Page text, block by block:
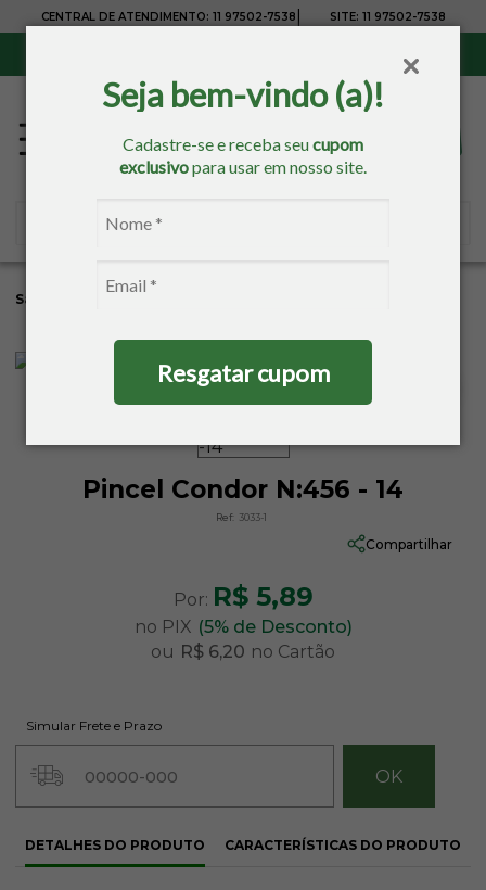
Seja bem-vindo (a)!
Cadastre-se e receba seucupom
exclusivopara usar em nosso site.
Resgatar cupom
CENTRAL DE ATENDIMENTO: 11 97502-7538 SITE: 11 97502-7538
Sacaria
Pincel Condor N:456 - 14
Ref: 3033-1
Compartilhar
Por: R$ 5,89
no PIX (5% de Desconto)
ou R$ 6,20 no Cartão
Simular Frete e Prazo
DETALHES DO PRODUTO CARACTERÍSTICAS DO PRODUTO